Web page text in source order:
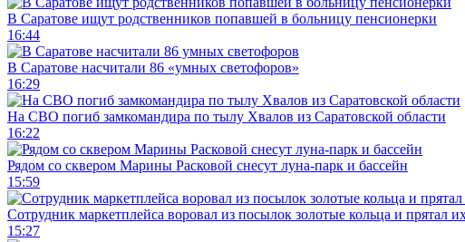
В Саратове ищут родственников попавшей в больницу пенсионерки
16:44
В Саратове насчитали 86 «умных светофоров»
16:29
На СВО погиб замкомандира по тылу Хвалов из Саратовской области
16:22
Рядом со сквером Марины Расковой снесут луна-парк и бассейн
15:59
Сотрудник маркетплейса воровал из посылок золотые кольца и прятал
15:27